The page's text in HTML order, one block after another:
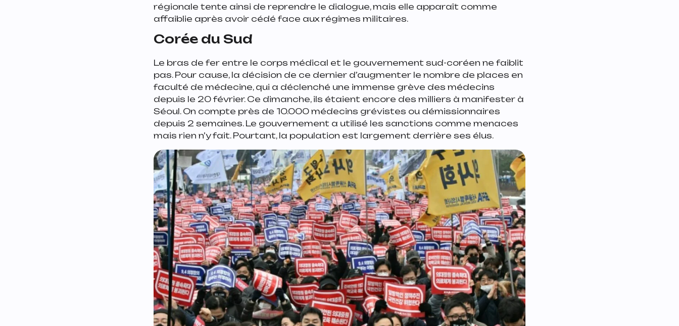
régionale tente ainsi de reprendre le dialogue, mais elle apparaît comme
affaiblie après avoir cédé face aux régimes militaires.
Corée du Sud
Le bras de fer entre le corps médical et le gouvernement sud-coréen ne faiblit
pas. Pour cause, la décision de ce dernier d’augmenter le nombre de places en
faculté de médecine, qui a déclenché une immense grève des médecins
depuis le 20 février. Ce dimanche, ils étaient encore des milliers à manifester à
Séoul. On compte près de 10.000 médecins grévistes ou démissionnaires
depuis 2 semaines. Le gouvernement a utilisé les sanctions comme menaces
mais rien n’y fait. Pourtant, la population est largement derrière ses élus.